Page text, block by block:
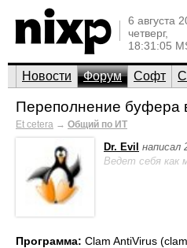
6 августа
четверг,
18:31:05
Новости Форум Софт
Переполнение буфера
Et cetera → Общий по ИТ
Dr. Evil написал
Ведет себя как
Программа: Clam AntiVirus